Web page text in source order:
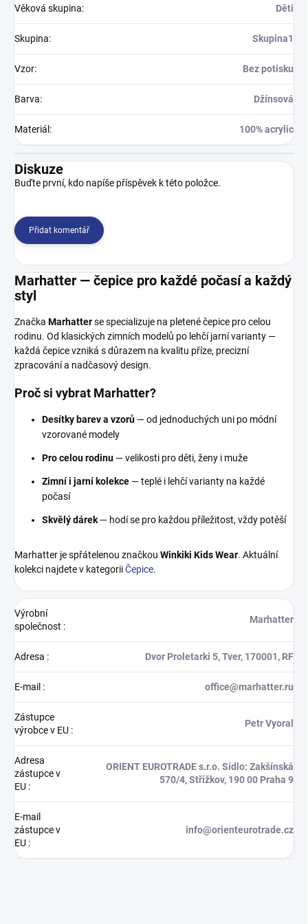
Věková skupina: Děti
Skupina: Skupina1
Vzor: Bez potisku
Barva: Džínsová
Materiál : 100% acrylic
Diskuze
Buďte první, kdo napíše příspěvek k této položce.
Přidat komentář
Marhatter — čepice pro každé počasí a každý
styl
Značka Marhatterse specializuje na pletené čepice pro celou
rodinu. Od klasických zimních modelů po lehčí jarní varianty —
každá čepice vzniká s důrazem na kvalitu příze, precizní
zpracování a nadčasový design.
Proč si vybrat Marhatter?
Desítky barev a vzorů — od jednoduchých uni po módní
vzorované modely
Pro celou rodinu — velikosti pro děti, ženy i muže
Zimní i jarní kolekce — teplé i lehčí varianty na každé
počasí
Skvělý dárek — hodí se pro každou příležitost, vždy potěší
Marhatter je spřátelenou značkou Winkiki Kids Wear. Aktuální
kolekci najdete v kategoriiČepice.
Výrobní
společnost :
Marhatter
Adresa : Dvor Proletarki 5, Tver, 170001, RF
E-mail : office@marhatter.ru
Zástupce
výrobce v EU :
Petr Vyoral
Adresa
zástupce v
EU :
ORIENT EUROTRADE s.r.o. Sídlo: Zakšínská
570/4, Střížkov, 190 00 Praha 9
E-mail
zástupce v
EU :
info@orienteurotrade.cz